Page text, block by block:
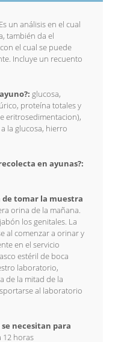
Es un análisis en el cual
también da el
el cual se puede
Incluye un recuento
glucosa,
proteína totales y
eritrosedimentacion),
la glucosa, hierro
en ayunas?:
de tomar la muestra
orina de la mañana.
los genitales. La
al comenzar a orinar y
en el servicio
estéril de boca
laboratorio,
de la mitad de la
al laboratorio
necesitan para
12 horas